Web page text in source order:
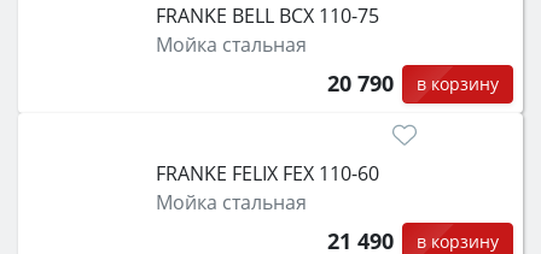
FRANKE BELL BCX 110-75
Мойка стальная
20 790 в корзину
FRANKE FELIX FEX 110-60
Мойка стальная
21 490 в корзину